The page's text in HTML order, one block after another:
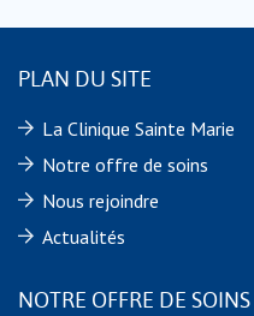
PLAN DU SITE
La Clinique Sainte Marie
Notre offre de soins
Nous rejoindre
Actualités
NOTRE OFFRE DE SOINS